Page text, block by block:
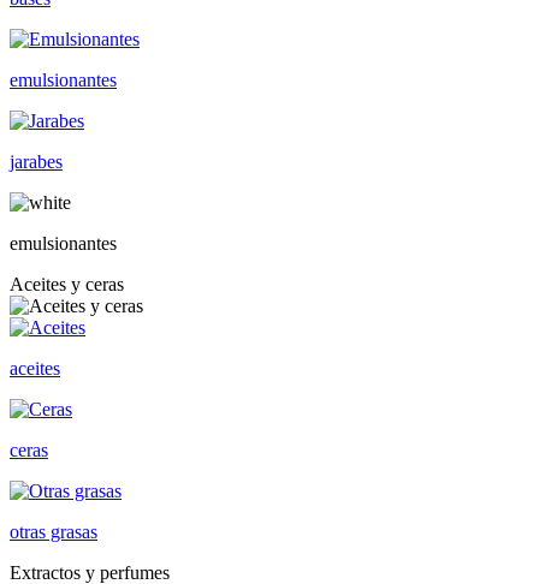
emulsionantes
jarabes
emulsionantes
Aceites y ceras
aceites
ceras
otras grasas
Extractos y perfumes